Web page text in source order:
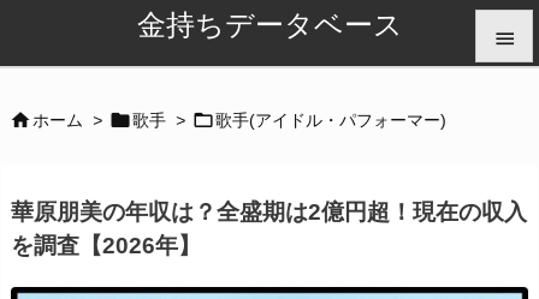
金持ちデータベース 


ホーム > 歌手 > 歌手(アイドル・パフォーマー)
華原朋美の年収は？全盛期は2億円超！現在の収入
を調査【2026年】